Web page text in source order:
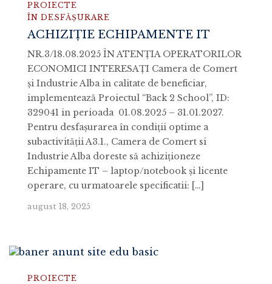
PROIECTE
ÎN DESFĂȘURARE
ACHIZIȚIE ECHIPAMENTE IT
NR.3/18.08.2025 ÎN ATENŢIA OPERATORILOR
ECONOMICI INTERESAŢI Camera de Comert
şi Industrie Alba in calitate de beneficiar,
implementează Proiectul “Back 2 School”, ID:
329041 in perioada 01.08.2025 – 31.01.2027.
Pentru desfaşurarea în condiţii optime a
subactivităţii A3.1., Camera de Comert si
Industrie Alba doreste să achiziţioneze
Echipamente IT – laptop/notebook şi licente
operare, cu urmatoarele specificatii: […]
august 18, 2025
PROIECTE